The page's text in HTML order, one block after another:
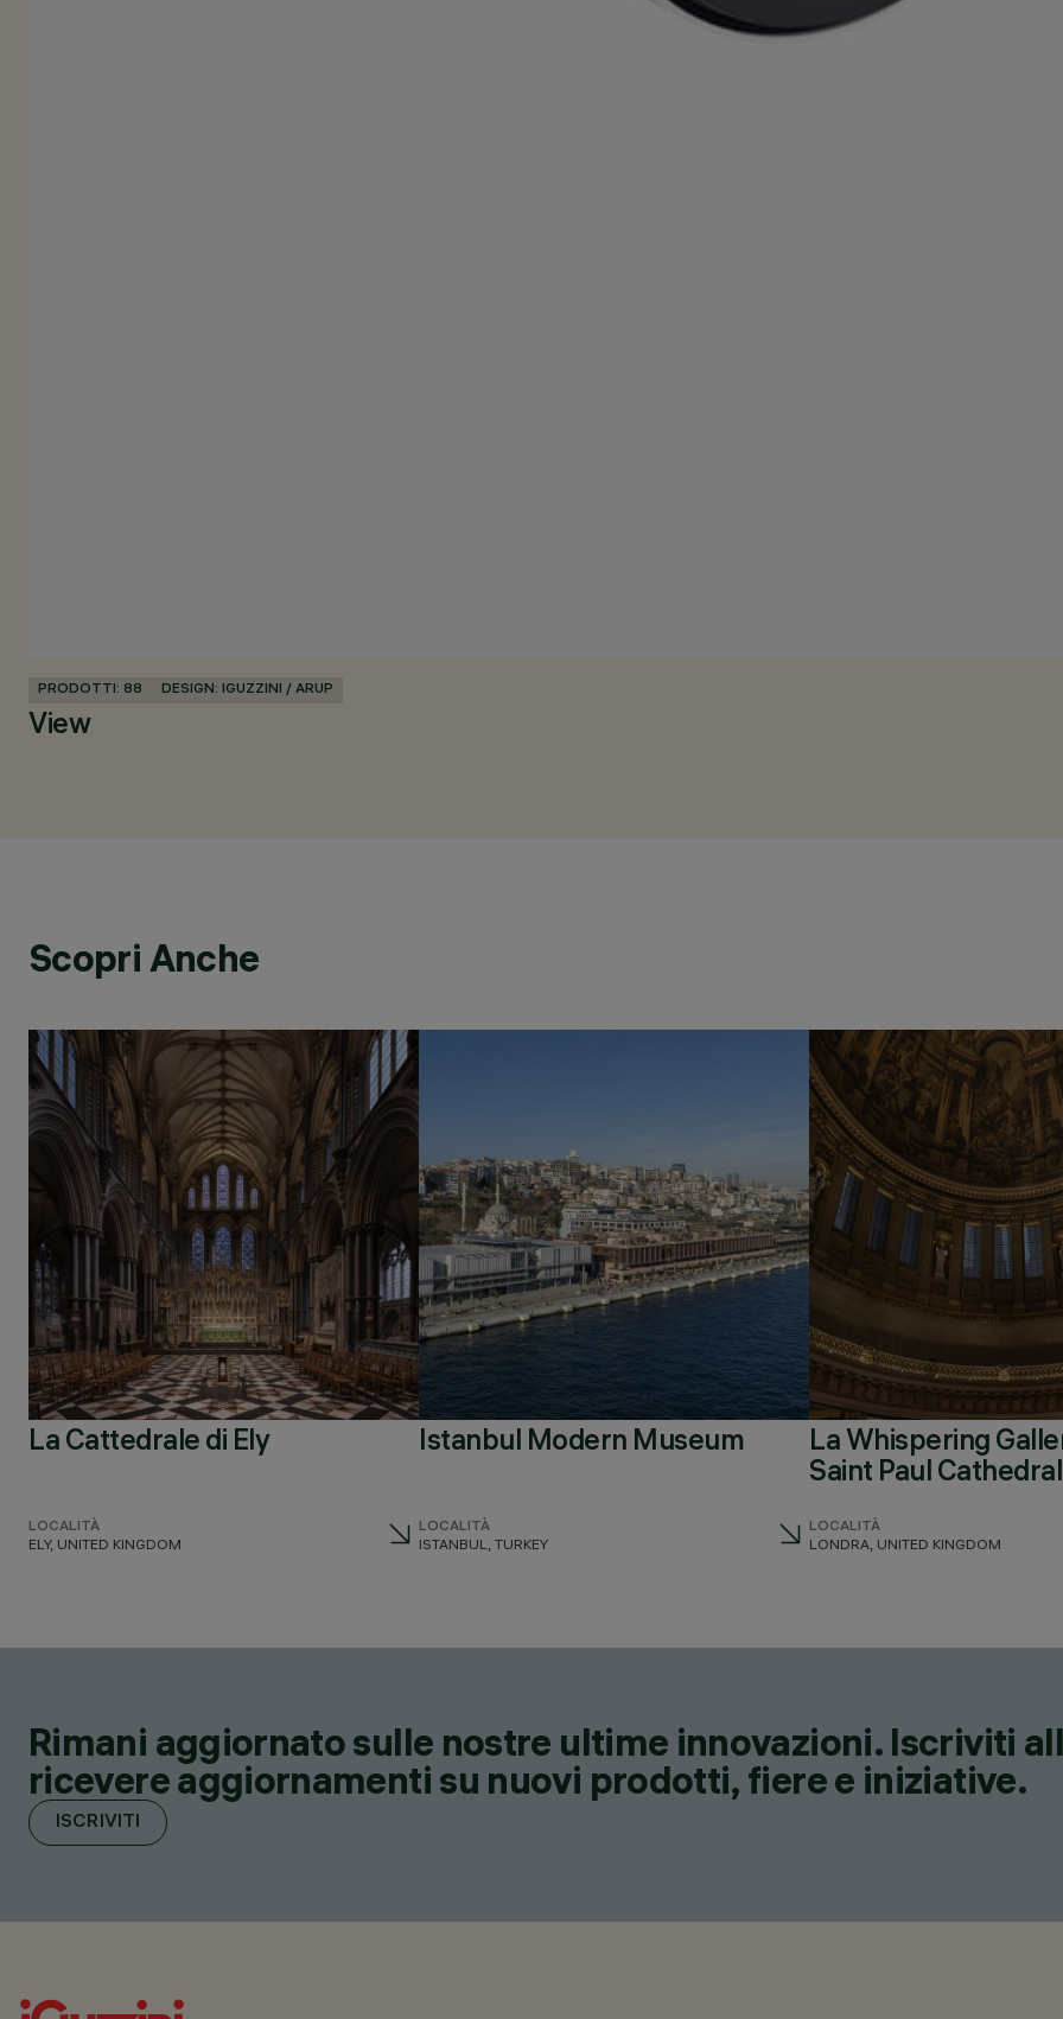
PRODOTTI: 88 DESIGN: IGUZZINI / ARUP
View
Scopri Anche
La Cattedrale di Ely
LOCALITÀ
ELY, UNITED KINGDOM
Istanbul Modern Museum
LOCALITÀ
ISTANBUL, TURKEY
La Whispering
Saint Paul Cathedral
LOCALITÀ
LONDRA, UNITED KINGDOM
Rimani aggiornato sulle nostre ultime innovazioni. Iscriviti
ricevere aggiornamenti su nuovi prodotti, fiere e iniziative.
ISCRIVITI